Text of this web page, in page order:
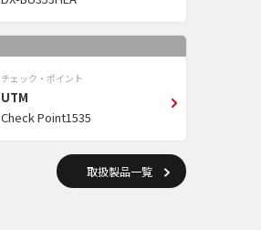
チェック・ポイント
UTM
Check Point1535
取扱製品一覧